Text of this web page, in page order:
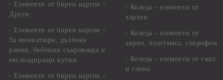
Елементи от бирен картон -
Други
Елементи от бирен картон -
За миниатюри, дълбоки
рамки, бебешки съкровища и
екслоадиращи кутии
Елементи от бирен картон -
Коледа - елементи от
хартия
Коледа - елементи от
акрил, пластмаса, стирофом
Коледа - елементи от гипс
и глина